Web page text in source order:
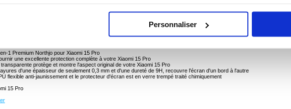
Personnaliser
2-en-1, Coque en TPU et Protecteur d'Écran en Verre Trempé pour Xiaomi 15 Pro
des deux côtés, à l'avant et à l'arrière, et protégez votre Xiaomi 15 Pro des chutes accidentelles, des chocs, de la
avec le pack Northjo 2-en-1 ! L'ensemble contient une coque en TPU de qualité et flexible et un protecteur d'écran en
0,3 mm avec une dureté de 9H !
1 Premium Northjo pour Xiaomi 15 Pro
une excellente protection complète à votre Xiaomi 15 Pro
protège et montre l'aspect original de votre Xiaomi 15 Pro
d'une épaisseur de seulement 0,3 mm et d'une dureté de 9H, recouvre l'écran d'un bord à l'autre
flexible anti-jaunissement et le protecteur d'écran est en verre trempé traité chimiquement
15 Pro